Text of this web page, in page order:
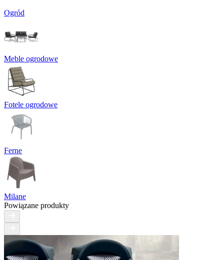
Ogród
Meble ogrodowe
Fotele ogrodowe
Ferne
Milane
Powiązane produkty